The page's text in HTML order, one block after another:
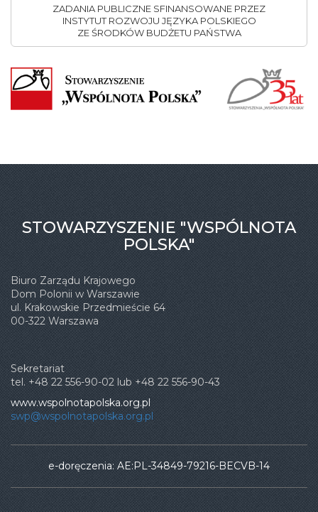
ZADANIA PUBLICZNE SFINANSOWANE PRZEZ
INSTYTUT ROZWOJU JĘZYKA POLSKIEGO
ZE ŚRODKÓW BUDŻETU PAŃSTWA
STOWARZYSZENIE "WSPÓLNOTA
POLSKA"
Biuro Zarządu Krajowego
Dom Polonii w Warszawie
ul. Krakowskie Przedmieście 64
00-322 Warszawa
Sekretariat
tel. +48 22 556-90-02 lub +48 22 556-90-43
www.wspolnotapolska.org.pl
swp@wspolnotapolska.org.pl
e-doręczenia: AE:PL-34849-79216-BECVB-14